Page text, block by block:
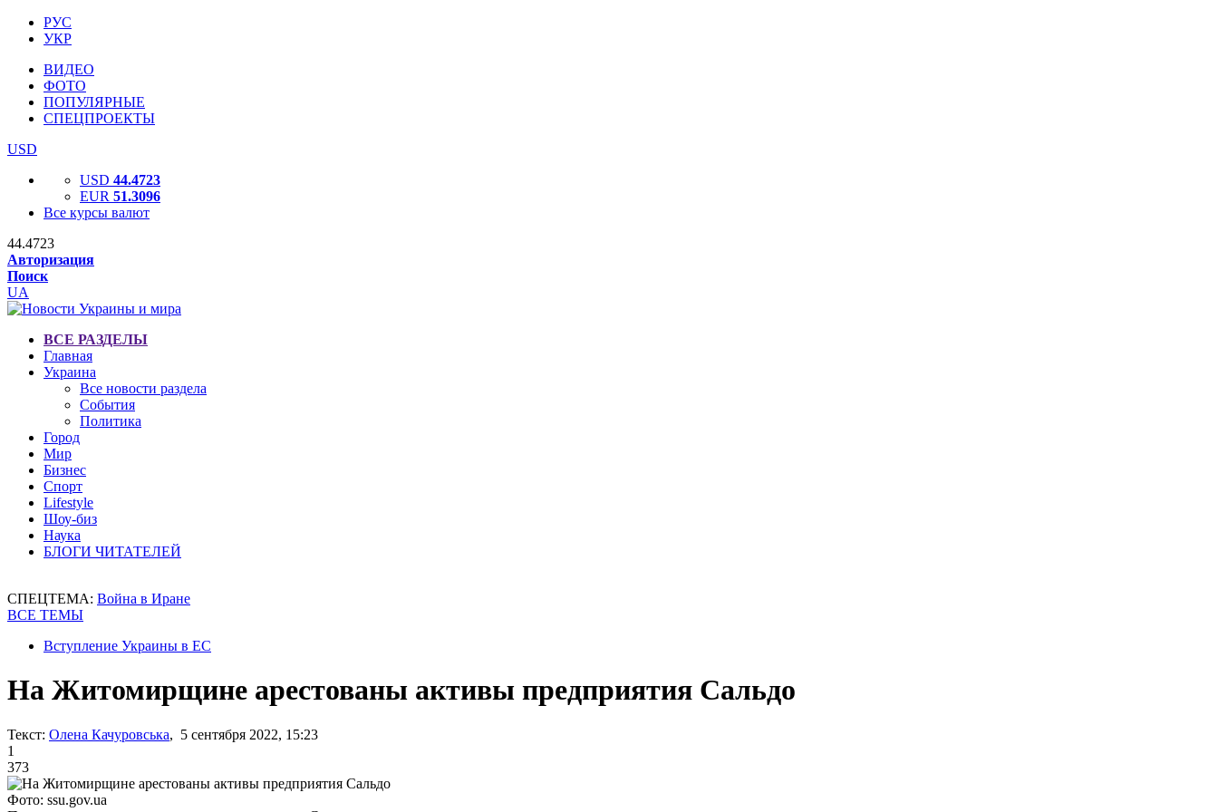
РУС
УКР
ВИДЕО
ФОТО
ПОПУЛЯРНЫЕ
СПЕЦПРОЕКТЫ
USD
USD 44.4723
EUR 51.3096
Все курсы валют
44.4723
Авторизация
Поиск
UA
ВСЕ РАЗДЕЛЫ
Главная
Украина
Все новости раздела
События
Политика
Город
Мир
Бизнес
Спорт
Lifestyle
Шоу-биз
Наука
БЛОГИ ЧИТАТЕЛЕЙ
СПЕЦТЕМА: Война в Иране
ВСЕ ТЕМЫ
Вступление Украины в ЕС
На Житомирщине арестованы активы предприятия Сальдо
Текст: Олена Качуровська, 5 сентября 2022, 15:23
1
373
Фото: ssu.gov.ua